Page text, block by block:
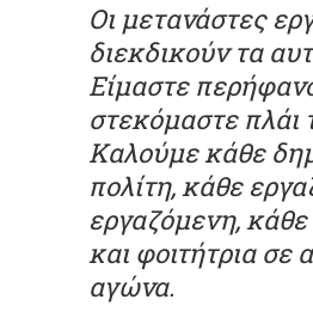
Οι μετανάστες
διεκδικούν τα
Είμαστε
στεκόμαστε πλάι
Καλούμε κάθε
πολίτη, κάθε
εργαζόμενη, κάθε
και φοιτήτρια σε
αγώνα.